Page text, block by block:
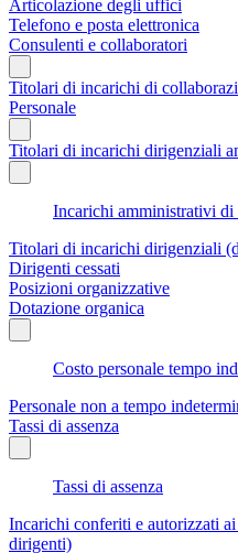
Articolazione degli uffici
Telefono e posta elettronica
Consulenti e collaboratori
Titolari di incarichi di
Personale
Titolari di incarichi dirigenziali
Incarichi amministrativi
Titolari di incarichi dirigenziali
Dirigenti cessati
Posizioni organizzative
Dotazione organica
Costo personale tempo
Personale non a tempo
Tassi di assenza
Tassi di assenza
Incarichi conferiti e autorizzati
dirigenti)